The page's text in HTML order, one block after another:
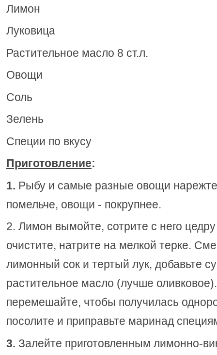
Лимон
Луковица
Растительное масло 8 ст.л.
Овощи
Соль
Зелень
Специи по вкусу
Приготовление:
1. Рыбу и самые разные овощи
помельче, овощи - покрупнее.
2. Лимон вымойте, сотрите с него
очистите, натрите на мелкой терке.
лимонный сок и тертый лук, добавьте
растительное масло (лучше
перемешайте, чтобы получилась
посолите и приправьте маринад
3. Залейте приготовленным лимонно-